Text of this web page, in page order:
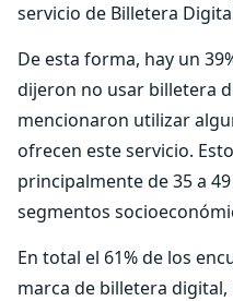
servicio de Billetera
De esta forma, hay un
dijeron no usar billetera
mencionaron utilizar
ofrecen este servicio.
principalmente de 35 a
segmentos
En total el 61% de los
marca de billetera